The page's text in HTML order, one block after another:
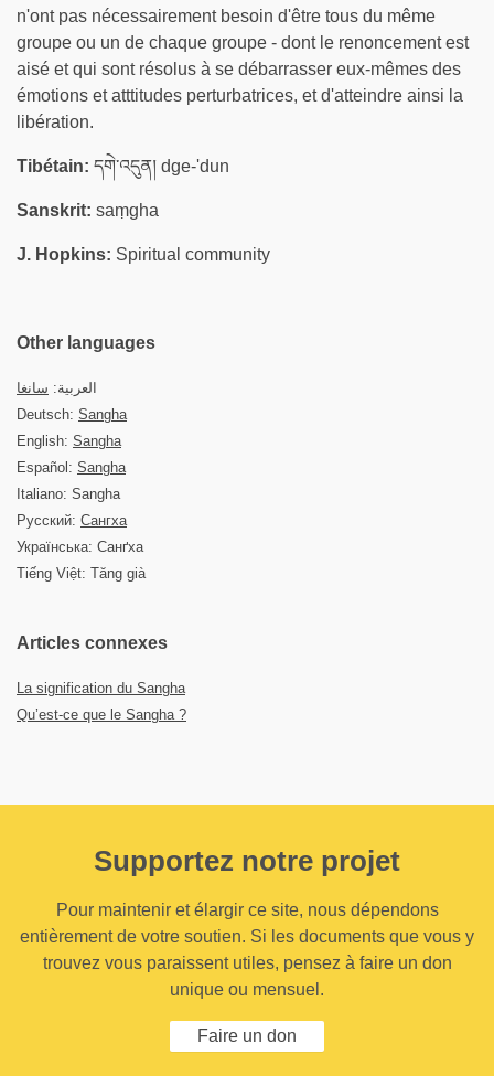
n'ont pas nécessairement besoin d'être tous du même
groupe ou un de chaque groupe - dont le renoncement est
aisé et qui sont résolus à se débarrasser eux-mêmes des
émotions et atttitudes perturbatrices, et d'atteindre ainsi la
libération.
Tibétain: དགེ་འདུན། dge-'dun
Sanskrit: saṃgha
J. Hopkins: Spiritual community
Other languages
العربية: سانغا
Deutsch: Sangha
English: Sangha
Español: Sangha
Italiano: Sangha
Русский: Сангха
Українська: Санґха
Tiếng Việt: Tăng già
Articles connexes
La signification du Sangha
Qu’est-ce que le Sangha ?
Supportez notre projet
Pour maintenir et élargir ce site, nous dépendons
entièrement de votre soutien. Si les documents que vous y
trouvez vous paraissent utiles, pensez à faire un don
unique ou mensuel.
Faire un don